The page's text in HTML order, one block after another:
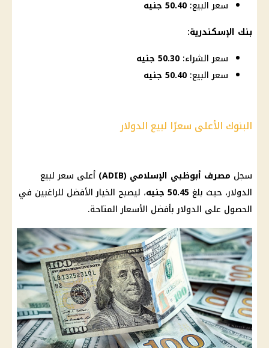
سعر البيع: 50.40 جنيه
بنك الإسكندرية:
سعر الشراء: 50.30 جنيه
سعر البيع: 50.40 جنيه
البنوك الأعلى سعرًا لبيع الدولار
سجل مصرف أبوظبي الإسلامي (ADIB) أعلى سعر لبيع
الدولار، حيث بلغ50.45 جنيه
، ليصبح الخيار الأفضل للراغبين في
الحصول على الدولاربأفضل الأسعارالمتاحة.